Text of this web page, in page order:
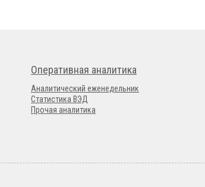
Оперативная аналитика
Аналитический еженедельник
Статистика ВЭД
Прочая аналитика